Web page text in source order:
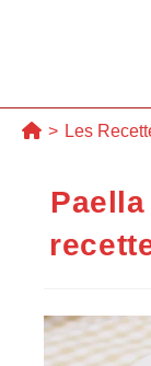
> Les